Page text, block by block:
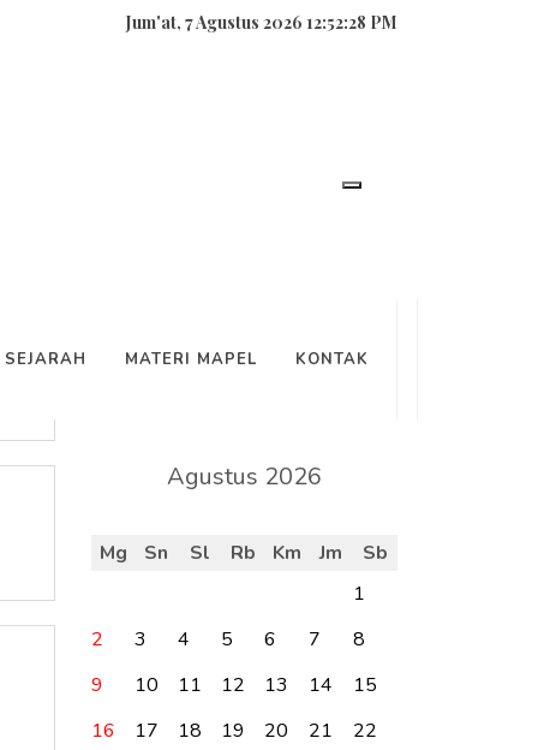
Jum'at, 7 Agustus 2026 12:52:29 PM
SEJARAH MATERI MAPEL KONTAK
Agustus 2026
Mg Sn Sl Rb Km Jm
Sb
1
2
3 4 5 6 7
8
9
10 11 12 13 14
15
16
17 18 19 20 21
22